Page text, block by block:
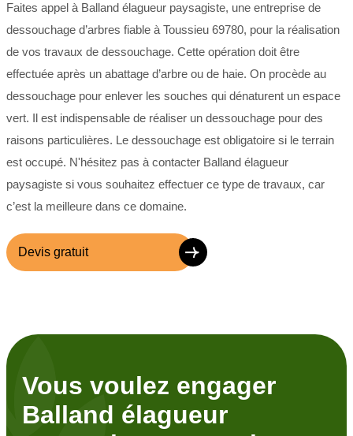
Faites appel à Balland élagueur paysagiste, une entreprise de
dessouchage d’arbres fiable à Toussieu 69780, pour la réalisation
de vos travaux de dessouchage. Cette opération doit être
effectuée après un abattage d’arbre ou de haie. On procède au
dessouchage pour enlever les souches qui dénaturent un espace
vert. Il est indispensable de réaliser un dessouchage pour des
raisons particulières. Le dessouchage est obligatoire si le terrain
est occupé. N'hésitez pas à contacter Balland élagueur
paysagiste si vous souhaitez effectuer ce type de travaux, car
c’est la meilleure dans ce domaine.
Devis gratuit
Vous voulez engager
Balland élagueur